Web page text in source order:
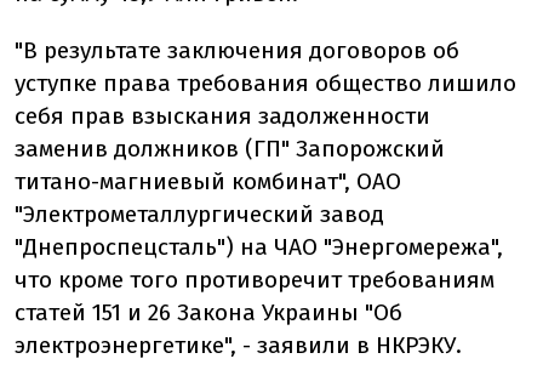
"В результате заключения договоров об
уступке права требования общество лишило
себя прав взыскания задолженности
заменив должников (ГП" Запорожский
титано-магниевый комбинат", ОАО
"Электрометаллургический завод
"Днепроспецсталь") на ЧАО "Энергомережа",
что кроме того противоречит требованиям
статей 151 и 26 Закона Украины "Об
электроэнергетике", - заявили в НКРЭКУ.